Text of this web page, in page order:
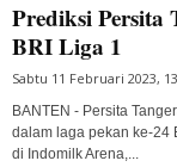
Prediksi Persita
BRI Liga 1
Sabtu 11 Februari 2023,
BANTEN - Persita
dalam laga pekan ke-24
di Indomilk Arena,...